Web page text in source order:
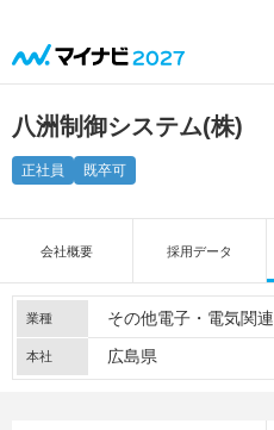
八洲制御システム(株)
正社員 既卒可
会社概要 採用データ
業種 その他電子・電気関連
本社 広島県